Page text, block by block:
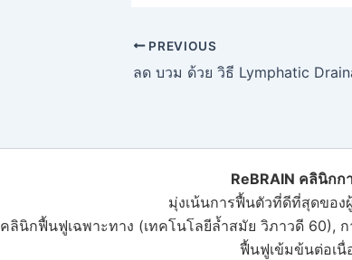
PREVIOUS
ReBRAIN คลินิกก
มุ่งเน้นการฟื้นตัวที่ดีที่สุดของ
คลินิกฟื้นฟูเฉพาะทาง (เทคโนโลยีล้ำสมัย วิภาวดี 60),
ฟื้นฟูเข้มข้นต่อเนื่